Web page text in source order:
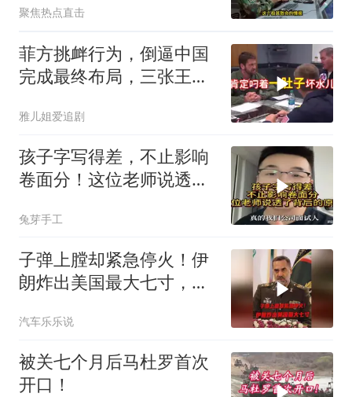
聚焦热点直击
菲方挑衅行为，倒逼中国
完成最终布局，三张王牌
雅儿姐爱追剧
孩子字写得差，不止影响
卷面分！这位老师说透了
兔芽手工
子弹上膛却紧急停火！伊
朗炸出美国最大七寸，特
汽车乐乐说
被关七个月后马杜罗首次
开口！